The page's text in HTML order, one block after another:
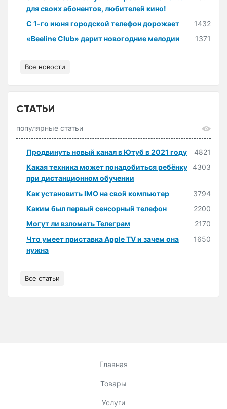
для своих абонентов, любителей кино!
С 1-го июня городской телефон дорожает
1432
«Beeline Club» дарит новогодние мелодии
1371
Все новости
СТАТЬИ
популярные статьи
Продвинуть новый канал в Ютуб в 2021 году
4821
Какая техника может понадобиться ребёнку
при дистанционном обучении
4303
Как установить IMO на свой компьютер
3794
Каким был первый сенсорный телефон
2200
Могут ли взломать Телеграм
2170
Что умеет приставка Apple TV и зачем она
нужна
1650
Все статьи
Главная
Товары
Услуги